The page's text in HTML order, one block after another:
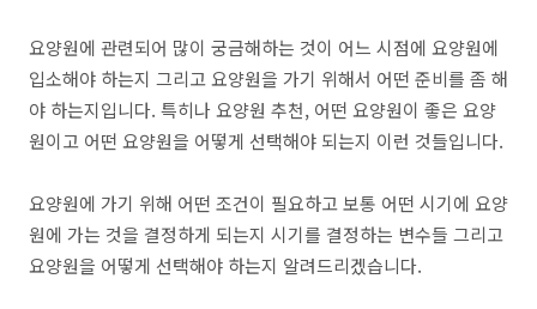
요양원에 관련되어 많이 궁금해하는 것이 어느 시점에 요양원에
입소해야 하는지 그리고 요양원을 가기 위해서 어떤 준비를 좀 해
야 하는지입니다. 특히나 요양원 추천, 어떤 요양원이 좋은 요양
원이고 어떤 요양원을 어떻게 선택해야 되는지 이런 것들입니다.
요양원에 가기 위해 어떤 조건이 필요하고 보통 어떤 시기에 요양
원에 가는 것을 결정하게 되는지 시기를 결정하는 변수들 그리고
요양원을 어떻게 선택해야 하는지 알려드리겠습니다.